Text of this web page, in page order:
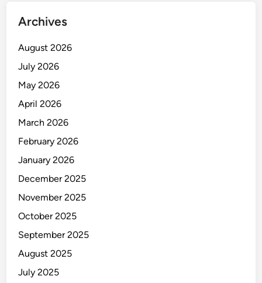
Archives
August 2026
July 2026
May 2026
April 2026
March 2026
February 2026
January 2026
December 2025
November 2025
October 2025
September 2025
August 2025
July 2025